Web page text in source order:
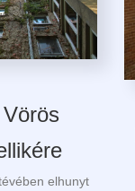
elhunyt